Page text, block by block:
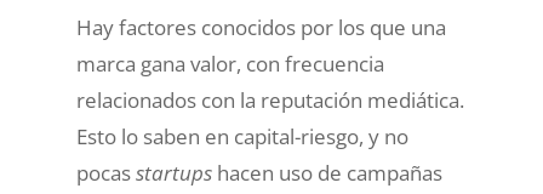
Hay factores conocidos por los que una
marca gana valor, con frecuencia
relacionados con la reputación mediática.
Esto lo saben en capital-riesgo, y no
pocasstartupshacen uso de campañas